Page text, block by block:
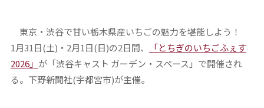
東京・渋谷で甘い栃木県産いちごの魅力を堪能しよう！
1月31日(土)・2月1日(日)の2日間、
「とちぎのいちごふぇす
2026」 が「渋谷キャスト ガーデン・スペース」で開催され
る。下野新聞社(宇都宮市)が主催。